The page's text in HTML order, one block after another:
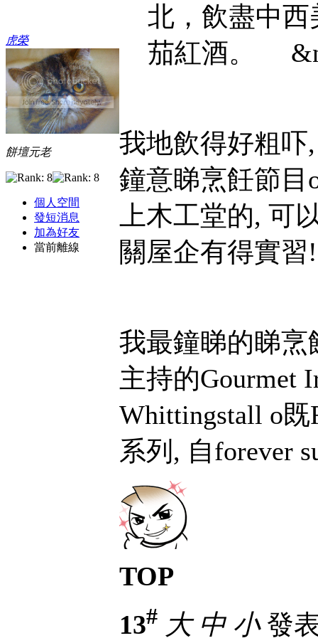
虎榮
餅壇元老
個人空間
發短消息
加為好友
當前離線
北，飲盡中
茄紅酒。
我地飲得好粗
鐘意睇烹飪節目
上木工堂的, 可
關屋企有得實
我最鐘睇的睇烹
主持的Gourmet
Whittingstall o既
系列, 自forever
TOP
13# 大 中 小發